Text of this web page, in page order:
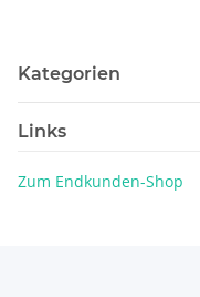
Kategorien
Links
Zum Endkunden-Shop